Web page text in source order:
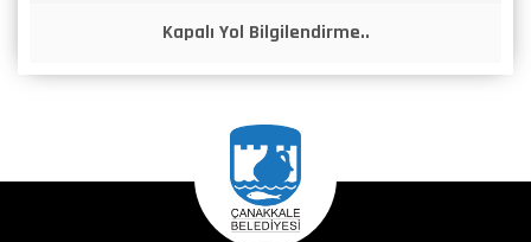
Kapalı Yol Bilgilendirme..